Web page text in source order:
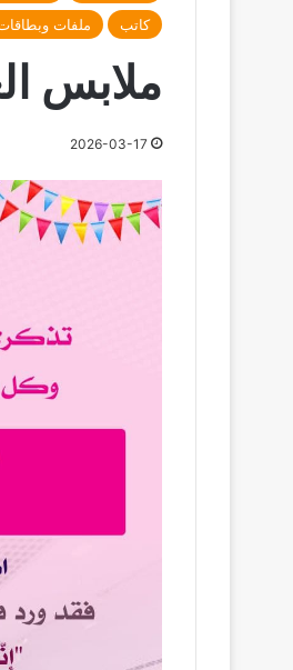
كاتب
ملفات
ملابس
2026-03-17